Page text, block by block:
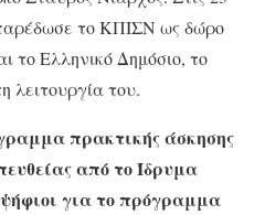
το ΚΠΙΣΝ ως δώρο
το Ελληνικό Δημόσιο, το
λειτουργία του.
πρακτικής άσκησης
από το Ίδρυμα
για το πρόγραμμα